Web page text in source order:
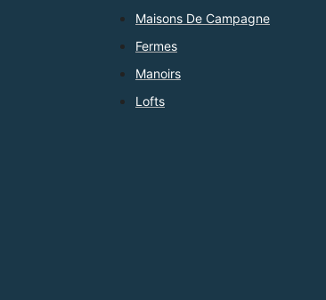
Maisons De Campagne
Fermes
Manoirs
Lofts